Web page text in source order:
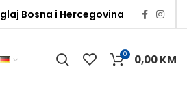
Bosna i Hercegovina
0 0,00KM